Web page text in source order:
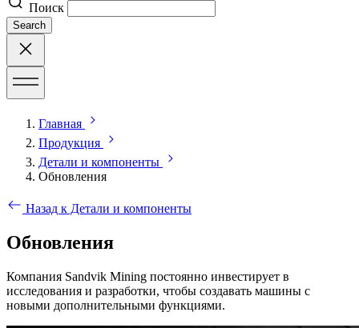
Поиск
Search
Главная
Продукция
Детали и компоненты
Обновления
Назад к Детали и компоненты
Обновления
Компания Sandvik Mining постоянно инвестирует в
исследования и разработки, чтобы создавать машины с
новыми дополнительными функциями.